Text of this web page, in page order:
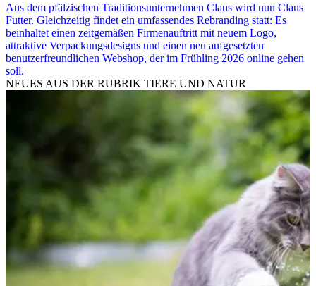
Aus dem pfälzischen Traditionsunternehmen Claus wird nun Claus
Futter. Gleichzeitig findet ein umfassendes Rebranding statt: Es
beinhaltet einen zeitgemäßen Firmenauftritt mit neuem Logo,
attraktive Verpackungsdesigns und einen neu aufgesetzten
benutzerfreundlichen Webshop, der im Frühling 2026 online gehen
soll.
NEUES AUS DER RUBRIK TIERE UND NATUR